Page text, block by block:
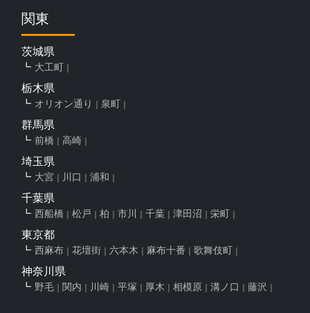
関東
茨城県
大工町
栃木県
オリオン通り 泉町
群馬県
前橋 高崎
埼玉県
大宮 川口 浦和
千葉県
西船橋 松戸 柏 市川 千葉 津田沼 栄町
東京都
西麻布 花壇街 六本木 麻布十番 歌舞伎町
神奈川県
野毛 関内 川崎 平塚 厚木 相模原 溝ノ口 藤沢